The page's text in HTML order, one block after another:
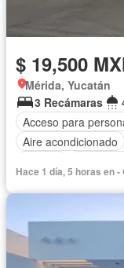
$ 19,500
Mérida, Yucatán
3 Recámaras
Acceso para
Aire acondicionado
Circuito cerrado de
Estacionamiento
Sala polivalente
Permite mascotas
Hace 1 día, 5 horas en -